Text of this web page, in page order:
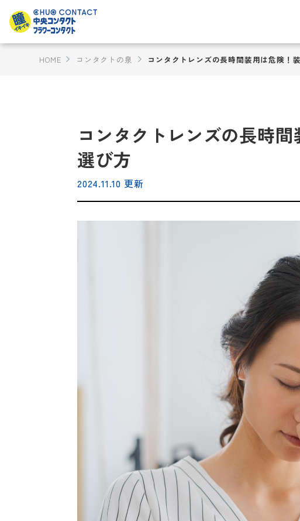
HOME コンタクトの泉 コンタクトレンズの長時間装用は危険！
コンタクトレンズの長時
選び方
2024.11.10 更新